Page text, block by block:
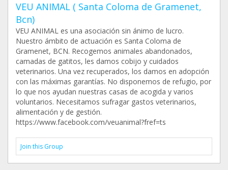
VEU ANIMAL ( Santa Coloma de Gramenet,
Bcn)
VEU ANIMAL es una asociación sin ánimo de lucro.
Nuestro ámbito de actuación es Santa Coloma de
Gramenet, BCN. Recogemos animales abandonados,
camadas de gatitos, les damos cobijo y cuidados
veterinarios. Una vez recuperados, los damos en adopción
con las máximas garantías. No disponemos de refugio, por
lo que nos ayudan nuestras casas de acogida y varios
voluntarios. Necesitamos sufragar gastos veterinarios,
alimentación y de gestión.
https://www.facebook.com/veuanimal?fref=ts
Join this Group